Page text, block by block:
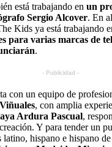
está trabajando en un
Sergio Alcover. En
Kids ya está trabajando
para varias marcas de
.
- Publicidad -
con un equipo de
, con amplia
Ardura Pascual,
Y para tender un
latino, hispano e hispano